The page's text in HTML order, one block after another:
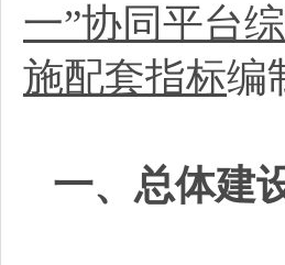
一”协同平台
施配套指标编
一、总体建